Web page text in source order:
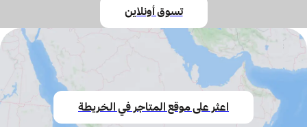
تسوق أونلاين
اعثر على موقع المتاجر في الخريطة